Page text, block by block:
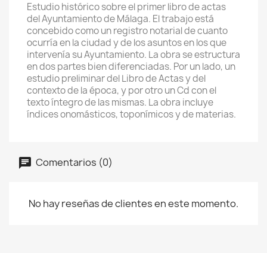
Estudio histórico sobre el primer libro de actas
del Ayuntamiento de Málaga. El trabajo está
concebido como un registro notarial de cuanto
ocurría en la ciudad y de los asuntos en los que
intervenía su Ayuntamiento. La obra se estructura
en dos partes bien diferenciadas. Por un lado, un
estudio preliminar del Libro de Actas y del
contexto de la época, y por otro un Cd con el
texto íntegro de las mismas. La obra incluye
índices onomásticos, toponímicos y de materias.
Comentarios (0)
No hay reseñas de clientes en este momento.